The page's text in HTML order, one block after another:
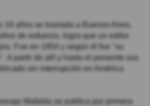
18 años se traslada a Buenos Aires,
de esfuerzo, logra que un editor
Fue en 1954 y según él fue "su
A partir de allí y hasta el presente sus
sin interrupción en América
Mafalda se publica por primera